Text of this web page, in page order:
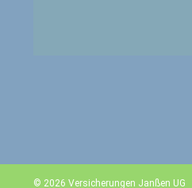
© 2026 Versicherungen Janßen UG